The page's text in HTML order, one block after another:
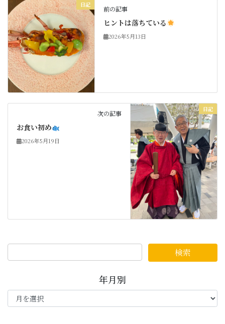
日記
前の記事
ヒントは落ちている
2026年5月13日
日記
次の記事
お食い初め
2026年5月19日
年月別
年
月